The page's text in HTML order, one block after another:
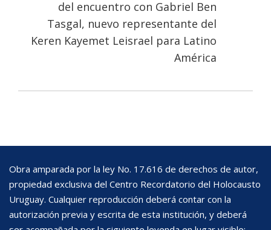
del encuentro con Gabriel Ben
Tasgal, nuevo representante del
Keren Kayemet Leisrael para Latino
América
Obra amparada por la ley No. 17.616 de derechos de autor,
propiedad exclusiva del Centro Recordatorio del Holocausto
Uruguay. Cualquier reproducción deberá contar con la
autorización previa y escrita de esta institución, y deberá